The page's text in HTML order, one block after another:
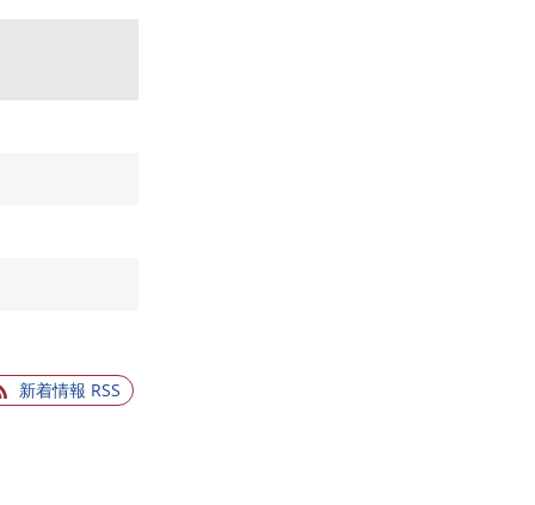
新着情報 RSS